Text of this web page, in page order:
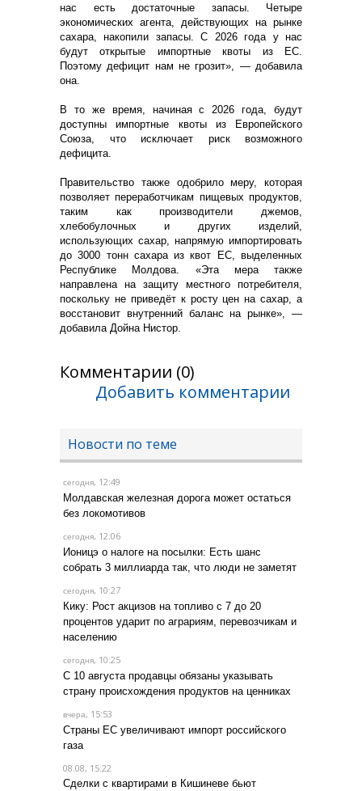
нас есть достаточные запасы. Четыре
экономических агента, действующих на рынке
сахара, накопили запасы. С 2026 года у нас
будут открытые импортные квоты из ЕС.
Поэтому дефицит нам не грозит», — добавила
она.
В то же время, начиная с 2026 года, будут
доступны импортные квоты из Европейского
Союза, что исключает риск возможного
дефицита.
Правительство также одобрило меру, которая
позволяет переработчикам пищевых продуктов,
таким как производители джемов,
хлебобулочных и других изделий,
использующих сахар, напрямую импортировать
до 3000 тонн сахара из квот ЕС, выделенных
Республике Молдова. «Эта мера также
направлена ​​на защиту местного потребителя,
поскольку не приведёт к росту цен на сахар, а
восстановит внутренний баланс на рынке», —
добавила Дойна Нистор.
Комментарии (0)
Добавить комментарии
Новости по теме
сегодня, 12:49
Молдавская железная дорога может остаться
без локомотивов
сегодня, 12:06
Ионицэ о налоге на посылки: Есть шанс
собрать 3 миллиарда так, что люди не заметят
сегодня, 10:27
Кику: Рост акцизов на топливо с 7 до 20
процентов ударит по аграриям, перевозчикам и
населению
сегодня, 10:25
С 10 августа продавцы обязаны указывать
страну происхождения продуктов на ценниках
вчера, 15:53
Страны ЕС увеличивают импорт российского
газа
08.08, 15:22
Сделки с квартирами в Кишиневе бьют